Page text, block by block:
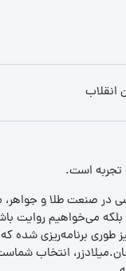
انقلاب
تجربه‌ است.
می‌خواهیم روایت
برنامه‌ریزی شده
انتخاب